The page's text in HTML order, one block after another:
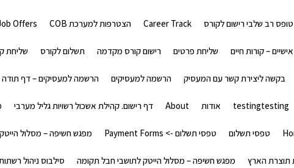
טופס רב שלבי רישום לקורס Career Track הצטרפות למערכת COB Offers
– קורות חיים שליחת פרטים רישום קורס מקדמה תשלום לקורס שליחת
בקשה ליצירת קשר עם המעסיק הרשמה למעסיקים הרשמה למעסיקים – דף תודה
testingtesting אודות About דף רישום. קהילת אשכול רשויות גליל מערבי
טפסי תשלום טפסי תשלום -> Payment Forms מפגש חשיפה – מסלול
תוצרת הארץ מפגש חשיפה – מסלול הייטק לתושבי חבל תקומה סילבוס ניהול